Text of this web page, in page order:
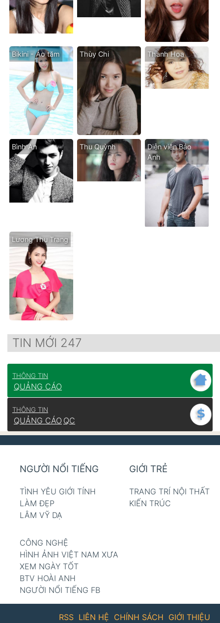
Bikini - Áo tăm Thùy Chi Thanh Hoa
Bình An Thu Quỳnh
Diễn viên Bảo
Anh
Lương Thu Trang
TIN MỚI 247
THÔNG TIN
QUẢNG CÁO
THÔNG TIN
QUẢNG CÁO QC
NGƯỜI NỔI TIẾNG
TÌNH YÊU GIỚI TÍNH
LÀM ĐẸP
LÂM VỸ DẠ
GIỚI TRẺ
TRANG TRÍ NỘI THẤT
KIẾN TRÚC
CÔNG NGHỆ
HÌNH ẢNH VIỆT NAM XƯA
XEM NGÀY TỐT
BTV HOÀI ANH
NGƯỜI NỔI TIẾNG FB
GIỚI THIỆU
CHÍNH SÁCH
LIÊN HỆ
RSS